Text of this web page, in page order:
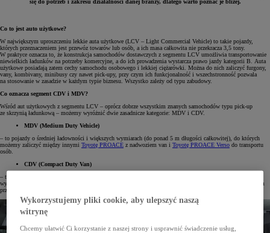
się do potrzeb i zakresu działalności danej branży, dlatego warto poznać je bliżej.
Co to jest auto użytkowe?
W największym uproszczeniu lekkie auta użytkowe (LCV – Light Commercial Vehicle) to takie pojazdy,
których przeznaczeniem jest przewóz towarów lub osób, a ich masa całkowita nie przekracza 3,5 tony.
W praktyce oznacza to, że konstrukcja samochodów dostawczych z segmentu LCV umożliwia transportowanie
niewielkich ładunków na potrzeby komercyjne, a do ich prowadzenia wystarcza prawo jazdy kategorii B. Auta
użytkowe posiadają zatem cechy samochodu osobowego i lekkiej ciężarówki. Można do nich zaliczyć furgony,
vany, kombivany, minibusy czy nawet pick-upy, przy czym ich funkcjonalność i wszechstronność pozwala
na stosowanie w zasadzie w każdym typie biznesu. Wszystko zależy od typu zabudowy.
Co oznacza segment CDV i MDV?
Wśród aut użytkowych z segmentu LCV – oprócz dobrze wszystkim znanych samochodów typu pick-up
ze skrzynią ładunkową – możemy wyróżnić dwie zasadnicze kategorie: MDV i CDV.
MDV (Medium Duty Vehicle)
– to pojazdy o średniej ładowności i większych wymiarach (do ponad 5 m długości całkowitej), do których
możemy zaliczyć między innymi Toyotę PROACE z nadwoziem van i Toyotę PROACE Verso do transportu
osób.
CDV (Compact Duty Van)
– to także pojazdy o średniej ładowności, jednak charakteryzują się mniejszymi, bardziej kompaktowymi
wymiarami typu kombivan i są przeznaczone raczej do realizacji dostaw w warunkach miejskich. Klasycznym
przykładem takiego auta jest
Wykorzystujemy pliki cookie, aby ulepszyć naszą
witrynę
Chcemy ułatwić Ci korzystanie z naszej strony i usprawnić świadczenie usług,